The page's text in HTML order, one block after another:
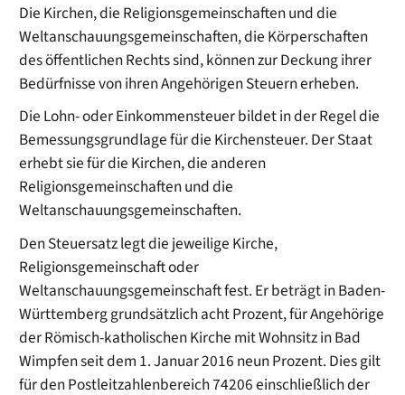
Die Kirchen, die Religionsgemeinschaften und die
Weltanschauungsgemeinschaften, die Körperschaften
des öffentlichen Rechts sind, können zur Deckung ihrer
Bedürfnisse von ihren Angehörigen Steuern erheben.
Die Lohn- oder Einkommensteuer bildet in der Regel die
Bemessungsgrundlage für die Kirchensteuer. Der Staat
erhebt sie für die Kirchen, die anderen
Religionsgemeinschaften und die
Weltanschauungsgemeinschaften.
Den Steuersatz legt die jeweilige Kirche,
Religionsgemeinschaft oder
Weltanschauungsgemeinschaft fest. Er beträgt in Baden-
Württemberg grundsätzlich acht Prozent, für Angehörige
der Römisch-katholischen Kirche mit Wohnsitz in Bad
Wimpfen seit dem 1. Januar 2016 neun Prozent. Dies gilt
für den Postleitzahlenbereich 74206 einschließlich der